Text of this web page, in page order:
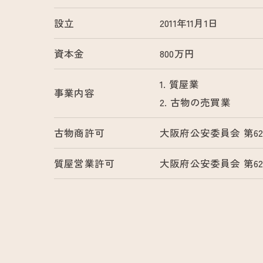
設立 2011年11月1日
資本金 800万円
事業内容
1. 質屋業
2. 古物の売買業
古物商許可 大阪府公安委員会 第
質屋営業許可 大阪府公安委員会 第